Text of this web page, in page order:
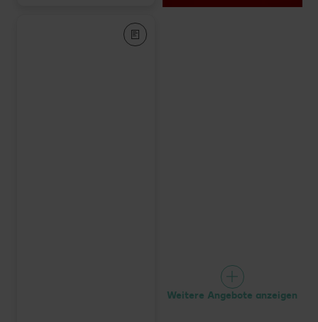
Weitere Angebote anzeigen